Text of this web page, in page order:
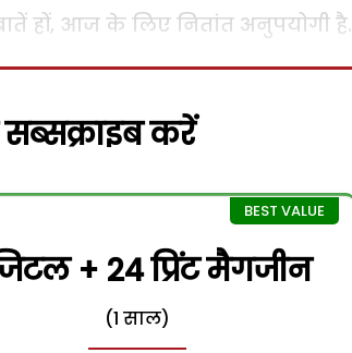
हों, आज के लिए नितांत अनुपयोगी है.
करें
+ 24 प्रिंट मैगजीन
(1 साल)